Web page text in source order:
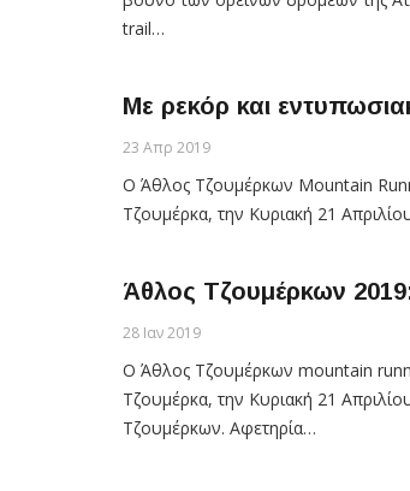
trail…
Με ρεκόρ και
23 Απρ 2019
Ο Άθλος Τζουμέρκων Mountain
Τζουμέρκα, την Κυριακή 21
Άθλος Τζουμέρκων
28 Ιαν 2019
Ο Άθλος Τζουμέρκων mountain
Τζουμέρκα, την Κυριακή 21
Τζουμέρκων. Αφετηρία…